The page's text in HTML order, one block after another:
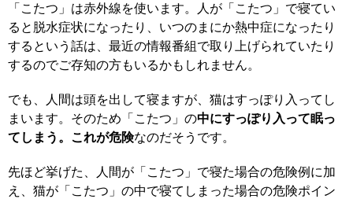
「こたつ」は赤外線を使います。人が「こたつ」で寝てい
ると脱水症状になったり、いつのまにか熱中症になったり
するという話は、最近の情報番組で取り上げられていたり
するのでご存知の方もいるかもしれません。
でも、人間は頭を出して寝ますが、猫はすっぽり入ってし
まいます。そのため「こたつ」の中にすっぽり入って眠っ
てしまう。これが危険なのだそうです。
先ほど挙げた、人間が「こたつ」で寝た場合の危険例に加
え、猫が「こたつ」の中で寝てしまった場合の危険ポイン